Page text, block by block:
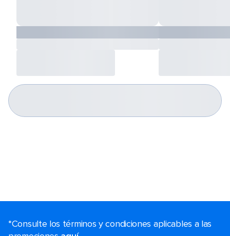
*Consulte los términos y condiciones aplicables a las